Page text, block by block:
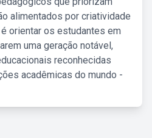
alimentados por criatividade
orientar os estudantes em
uma geração notável,
reconhecidas
acadêmicas do mundo -